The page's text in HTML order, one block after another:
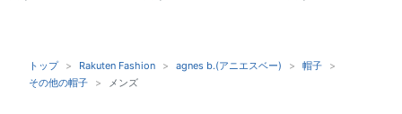
トップ Rakuten Fashion agnes b.(アニエスベー)
帽子
その他の帽子
メンズ